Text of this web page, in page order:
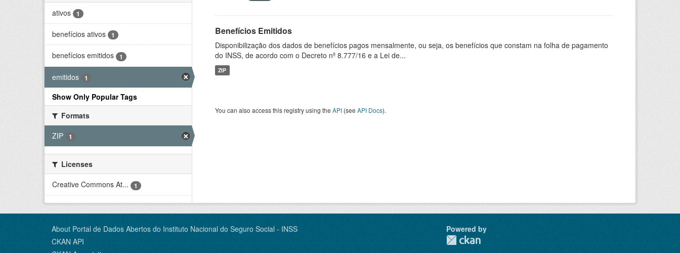
ativos
1
benefícios ativos 1
benefícios emitidos 1
emitidos 1
Show Only Popular Tags
Formats
ZIP
1
Licenses
Creative Commons At...
1
Benefícios Emitidos
Disponibilização dos dados de benefícios pagos mensalmente, ou seja, os benefícios que constam na folha de pagamento
do INSS, de acordo com o Decreto nº 8.777/16 e a Lei de...
ZIP
You can also access this registry using the API (see API Docs).
About Portal de Dados Abertos do Instituto Nacional do Seguro Social - INSS
CKAN API
Powered by